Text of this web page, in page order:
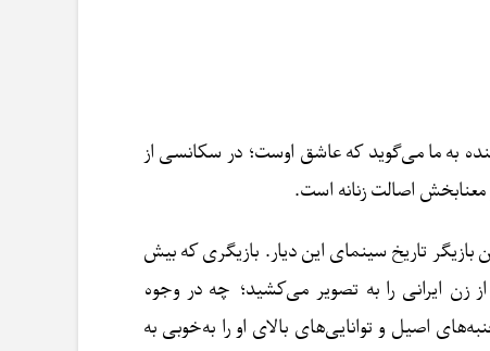
به ما می‌گوید که عاشق اوست؛ در سکانسی از
تاریخ سینمای این دیار. بازیگری که بیش
زن ایرانی را به تصویر می‌کشید؛ چه در وجوه
اصیل و توانایی‌های بالای او را به‌خوبی به